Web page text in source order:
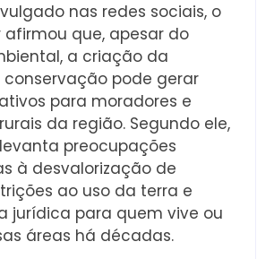
nas redes sociais, o
que, apesar do
a criação da
pode gerar
para moradores e
da região. Segundo ele,
preocupações
à desvalorização de
ao uso da terra e
jurídica para quem vive ou
áreas há décadas.